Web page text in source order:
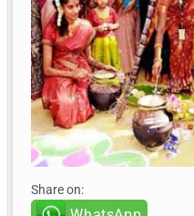
Share on: